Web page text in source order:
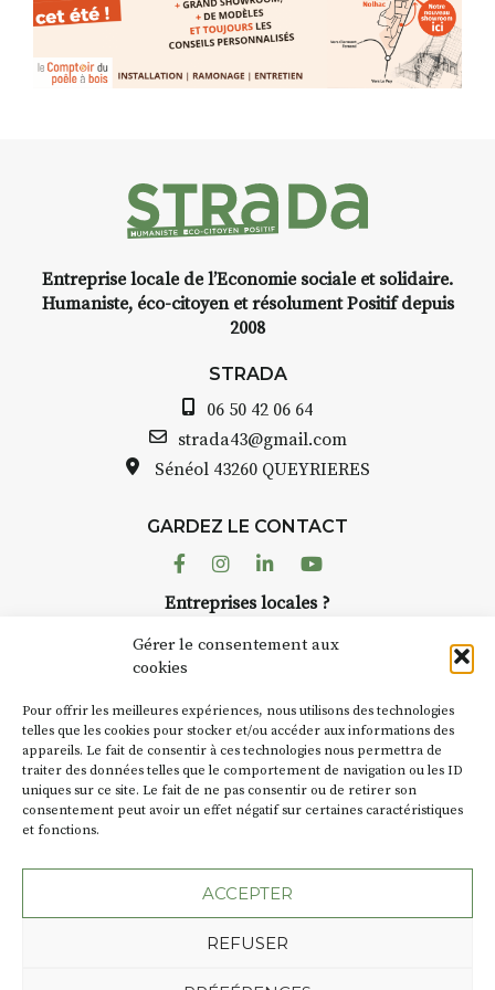
Gérer le consentement aux
cookies
Pour offrir les meilleures expériences, nous utilisons des technologies
telles que les cookies pour stocker et/ou accéder aux informations des
appareils. Le fait de consentir à ces technologies nous permettra de
traiter des données telles que le comportement de navigation ou les ID
uniques sur ce site. Le fait de ne pas consentir ou de retirer son
consentement peut avoir un effet négatif sur certaines caractéristiques
et fonctions.
ACCEPTER
REFUSER
Programmée en off du festival
installation temporaire vous
INTERVIEW
avez ouvert une galerie à
Bernard TURLE Le Fumoir n’est
pas une galerie permanente.
AuzonToujoursorganise
dans le village. Des artistes et
caves, les granges d’Auzon. Le
Fumoir est l’un de ces espaces
d’autres activités culturelles de
la Petite Cité de Caractère. Par
exemple, l’installationCochon
Charbons’inscrit comme en
« off » du festival d’Auzon 2026
SA D’où vient le nom :Fumoir?
BT C’est le terme employé dans
les actes de propriété du lieu.
Entreprise locale de l’Economie sociale et solidaire.
Humaniste, éco-citoyen et résolument Positif depuis
2008
STRADA
06 50 42 06 64
strada43@gmail.com
Sénéol 43260 QUEYRIERES
GARDEZ LE CONTACT
FacebookInstagram
LinkedinYoutube
Entreprises locales ?
Suivez toute l'actu de Strada